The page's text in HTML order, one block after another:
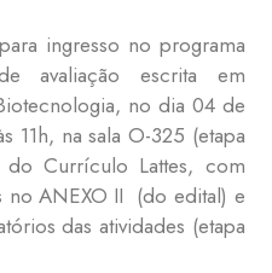
ingresso no programa
avaliação escrita em
no dia 04 de
11h, na sala O-325 (etapa
do Currículo Lattes, com
no ANEXO II (do edital) e
das atividades (etapa